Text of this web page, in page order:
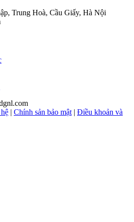
Trung Hoà, Cầu Giấy, Hà Nội
| Chính sản bảo mật | Điều khoản và